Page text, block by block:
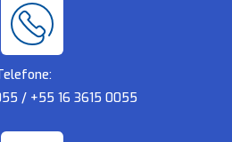
/ +55 16 3615 0055